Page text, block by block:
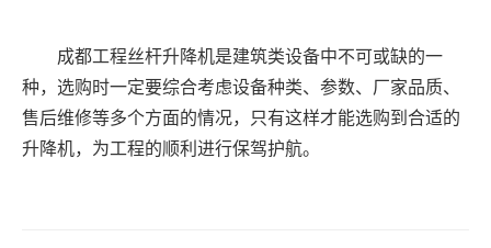
成都工程丝杆升降机是建筑类设备中不可或缺的一
种，选购时一定要综合考虑设备种类、参数、厂家品质、
售后维修等多个方面的情况，只有这样才能选购到合适的
升降机，为工程的顺利进行保驾护航。